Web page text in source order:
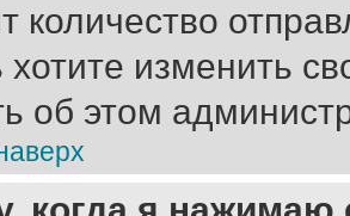
количество
хотите изменить
об этом